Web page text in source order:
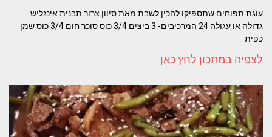
עוגת תפוחים שתספיקו להכין לשבת מאת סיוון צרור תבנית אינגליש
גדולה או עגולה 24 המרכיבים- 3 ביצים 3/4 כוס סוכר חום 3/4 כוס שמן
כפית
לצפיה במתכון לחץ כאן